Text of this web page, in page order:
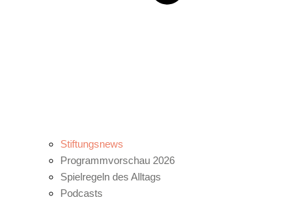
Stiftungsnews
Programmvorschau 2026
Spielregeln des Alltags
Podcasts